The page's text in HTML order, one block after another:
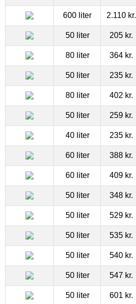
600 liter 2.110 kr.
50 liter 205 kr.
80 liter 364 kr.
50 liter 235 kr.
80 liter 402 kr.
50 liter 259 kr.
40 liter 235 kr.
60 liter 388 kr.
60 liter 409 kr.
50 liter 348 kr.
50 liter 529 kr.
50 liter 535 kr.
50 liter 540 kr.
50 liter 547 kr.
50 liter 601 kr.